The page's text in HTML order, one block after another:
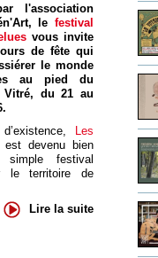
l'association
le festival
vous invite
de fête qui
le monde
au pied du
Vitré, du 21 au
Les
est devenu bien
simple festival
le territoire de
Lire la suite